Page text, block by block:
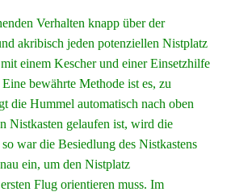
Verhalten knapp über der
akribisch jeden potenziellen Nistplatz
einem Kescher und einer Einsetzhilfe
bewährte Methode ist es, zu
die Hummel automatisch nach oben
Nistkasten gelaufen ist, wird die
war die Besiedlung des Nistkastens
ein, um den Nistplatz
Flug orientieren muss. Im